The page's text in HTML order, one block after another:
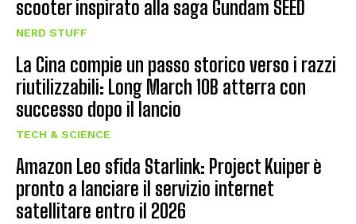
scooter inspirato alla saga Gundam SEED
NERD STUFF
La Cina compie un passo storico verso i razzi
riutilizzabili: Long March 10B atterra con
successo dopo il lancio
TECH & SCIENCE
Amazon Leo sfida Starlink: Project Kuiper è
pronto a lanciare il servizio internet
satellitare entro il 2026